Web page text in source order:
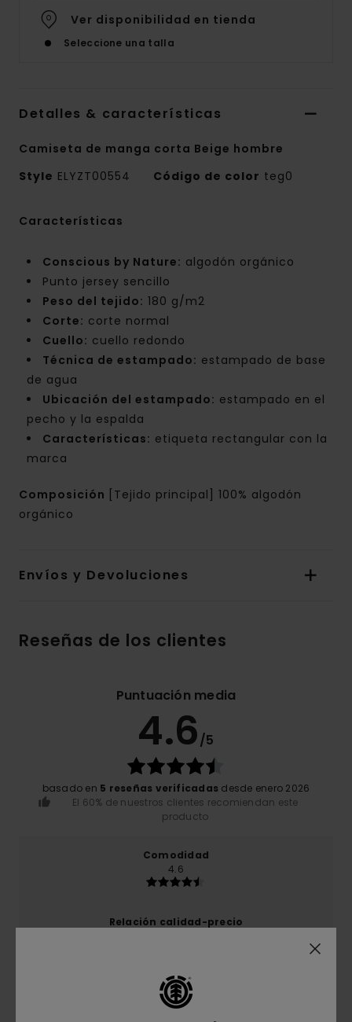
Ver disponibilidad en tienda
Seleccione una talla
Detalles & características
Camiseta de manga corta Beige hombre
Style ELYZT00554 Código de color teg0
Características
Conscious by Nature: algodón orgánico
Punto jersey sencillo
Peso del tejido: 180 g/m2
Corte: corte normal
Cuello: cuello redondo
Técnica de estampado: estampado de base
de agua
Ubicación del estampado: estampado en el
pecho y la espalda
Características: etiqueta rectangular con la
marca
Composición
[Tejido principal] 100% algodón
orgánico
Envíos y Devoluciones
Reseñas de los clientes
Puntuación media
4.6/5
basado en 5 reseñas verificadas desde enero 2026
El 60% de nuestros clientes recomiendan este
producto
Comodidad
4.6
Relación calidad-precio